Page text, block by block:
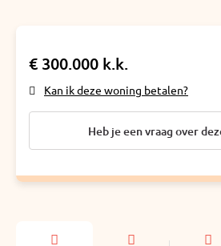
€ 300.000 k.k.
Kan ik deze woning betalen?
Heb je een vraag over